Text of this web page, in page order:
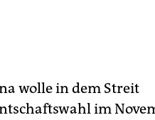
wolle in dem Streit
im